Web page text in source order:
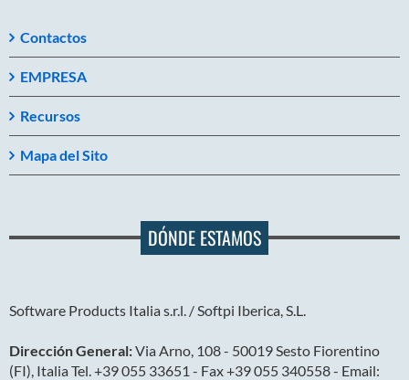
Contactos
EMPRESA
Recursos
Mapa del Sito
DÓNDE ESTAMOS
Software Products Italia s.r.l. / Softpi Iberica, S.L.
Dirección General:Via Arno, 108 - 50019 Sesto Fiorentino
(FI), Italia Tel. +39 055 33651 - Fax +39 055 340558 - Email: